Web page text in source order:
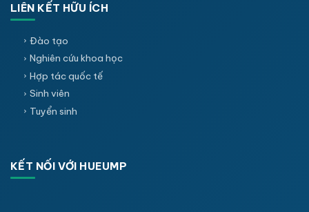
LIÊN KẾT HỮU ÍCH
Đào tạo
Nghiên cứu khoa học
Hợp tác quốc tế
Sinh viên
Tuyển sinh
KẾT NỐI VỚI HUEUMP